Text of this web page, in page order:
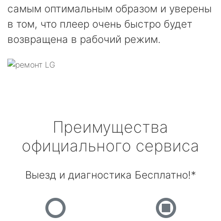
самым оптимальным образом и уверены
в том, что плеер очень быстро будет
возвращена в рабочий режим.
Преимущества
официального сервиса
Выезд и диагностика Бесплатно!*